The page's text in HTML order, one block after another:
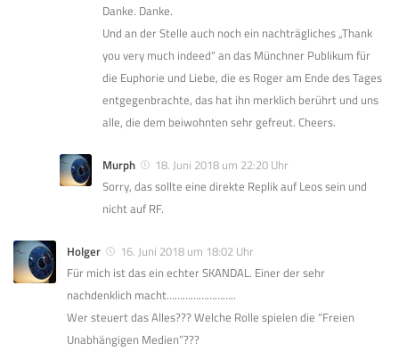
Danke. Danke.
Und an der Stelle auch noch ein nachträgliches „Thank
you very much indeed“ an das Münchner Publikum für
die Euphorie und Liebe, die es Roger am Ende des Tages
entgegenbrachte, das hat ihn merklich berührt und uns
alle, die dem beiwohnten sehr gefreut. Cheers.
Murph
18. Juni 2018 um 22:20 Uhr
Sorry, das sollte eine direkte Replik auf Leos sein und
nicht auf RF.
Holger
16. Juni 2018 um 18:02 Uhr
Für mich ist das ein echter SKANDAL. Einer der sehr
nachdenklich macht……………………..
Wer steuert das Alles??? Welche Rolle spielen die “Freien
Unabhängigen Medien”???